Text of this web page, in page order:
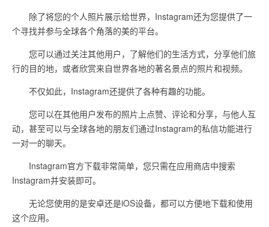
除了将您的个人照片展示给世界，Instagram还为您提供了一
个寻找并参与全球各个角落的美的平台。
您可以通过关注其他用户，了解他们的生活方式，分享他们旅
行的目的地，或者欣赏来自世界各地的著名景点的照片和视频。
不仅如此，Instagram还提供了各种有趣的功能。
您可以在其他用户发布的照片上点赞、评论和分享，与他人互
动，甚至可以与全球各地的朋友们通过Instagram的私信功能进行
一对一的聊天。
Instagram官方下载非常简单，您只需在应用商店中搜索
Instagram并安装即可。
无论您使用的是安卓还是iOS设备，都可以方便地下载和使用
这个应用。